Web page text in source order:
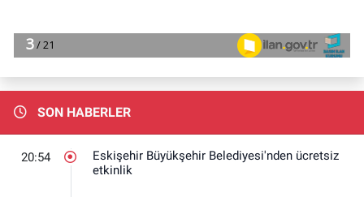
SON HABERLER
20:54
Eskişehir Büyükşehir Belediyesi'nden ücretsiz
etkinlik